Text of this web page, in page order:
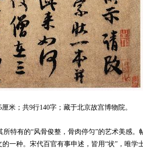
米；共9行140字；藏于北京故宫博物院。
所特有的“风骨俊整，骨肉停匀”的艺术美感
一种。宋代百官有事申述，皆用“状”，唯